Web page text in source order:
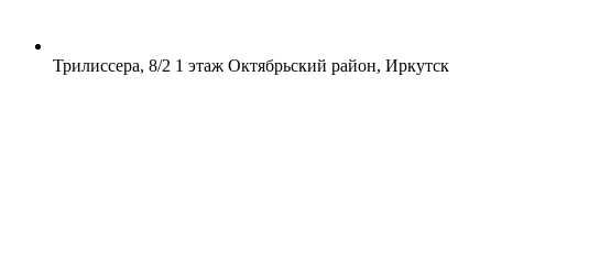
​Трилиссера, 8/2​ 1 этаж​ Октябрьский район, Иркутск